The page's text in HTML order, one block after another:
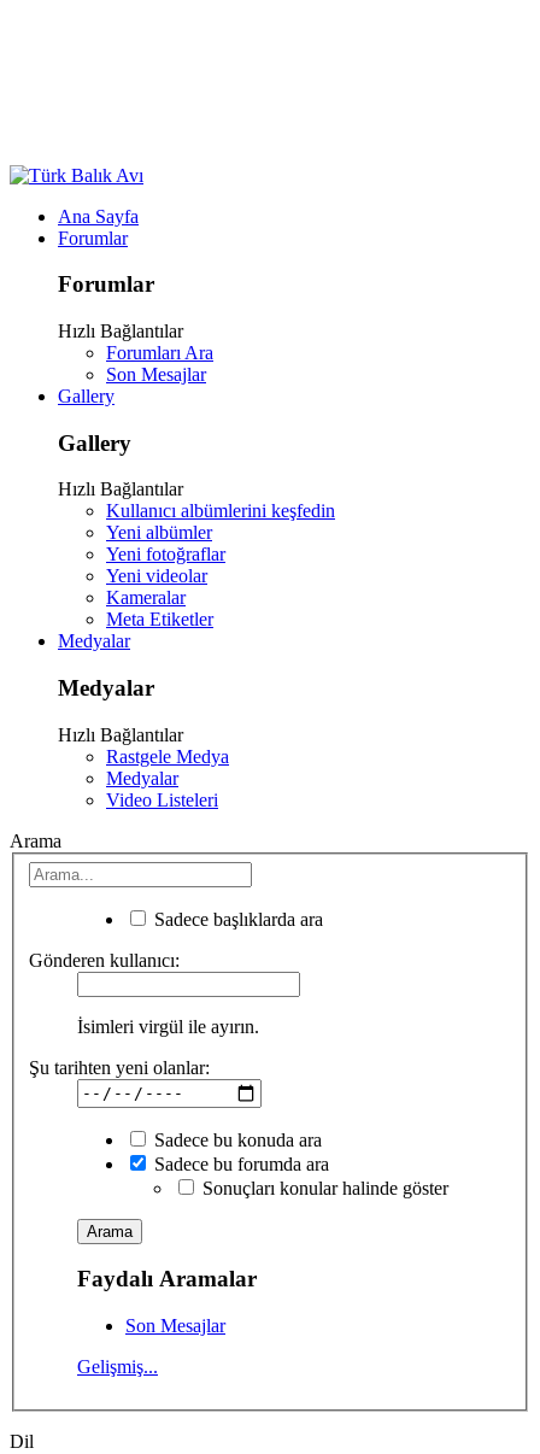
Ana Sayfa
Forumlar
Forumlar
Hızlı Bağlantılar
Forumları Ara
Son Mesajlar
Gallery
Gallery
Hızlı Bağlantılar
Kullanıcı albümlerini keşfedin
Yeni albümler
Yeni fotoğraflar
Yeni videolar
Kameralar
Meta Etiketler
Medyalar
Medyalar
Hızlı Bağlantılar
Rastgele Medya
Medyalar
Video Listeleri
Arama
Sadece başlıklarda ara
Gönderen kullanıcı:
İsimleri virgül ile ayırın.
Şu tarihten yeni olanlar:
Sadece bu konuda ara
Sadece bu forumda ara
Sonuçları konular halinde göster
Faydalı Aramalar
Son Mesajlar
Gelişmiş...
Dil